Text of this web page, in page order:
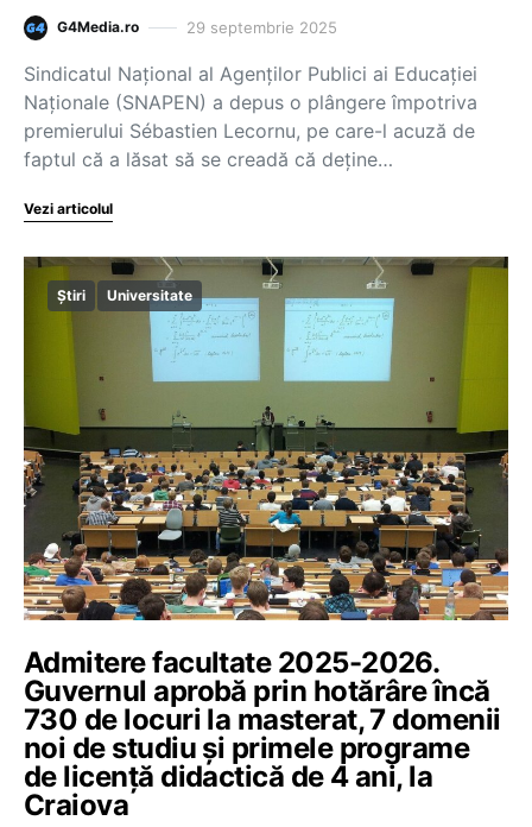
G4Media.ro 29 septembrie 2025
Sindicatul Naţional al Agenţilor Publici ai Educaţiei
Naţionale (SNAPEN) a depus o plângere împotriva
premierului Sébastien Lecornu, pe care-l acuză de
faptul că a lăsat să se creadă că deţine…
Vezi articolul
Știri Universitate
Admitere facultate 2025-2026.
Guvernul aprobă prin hotărâre încă
730 de locuri la masterat, 7 domenii
noi de studiu și primele programe
de licență didactică de 4 ani, la
Craiova